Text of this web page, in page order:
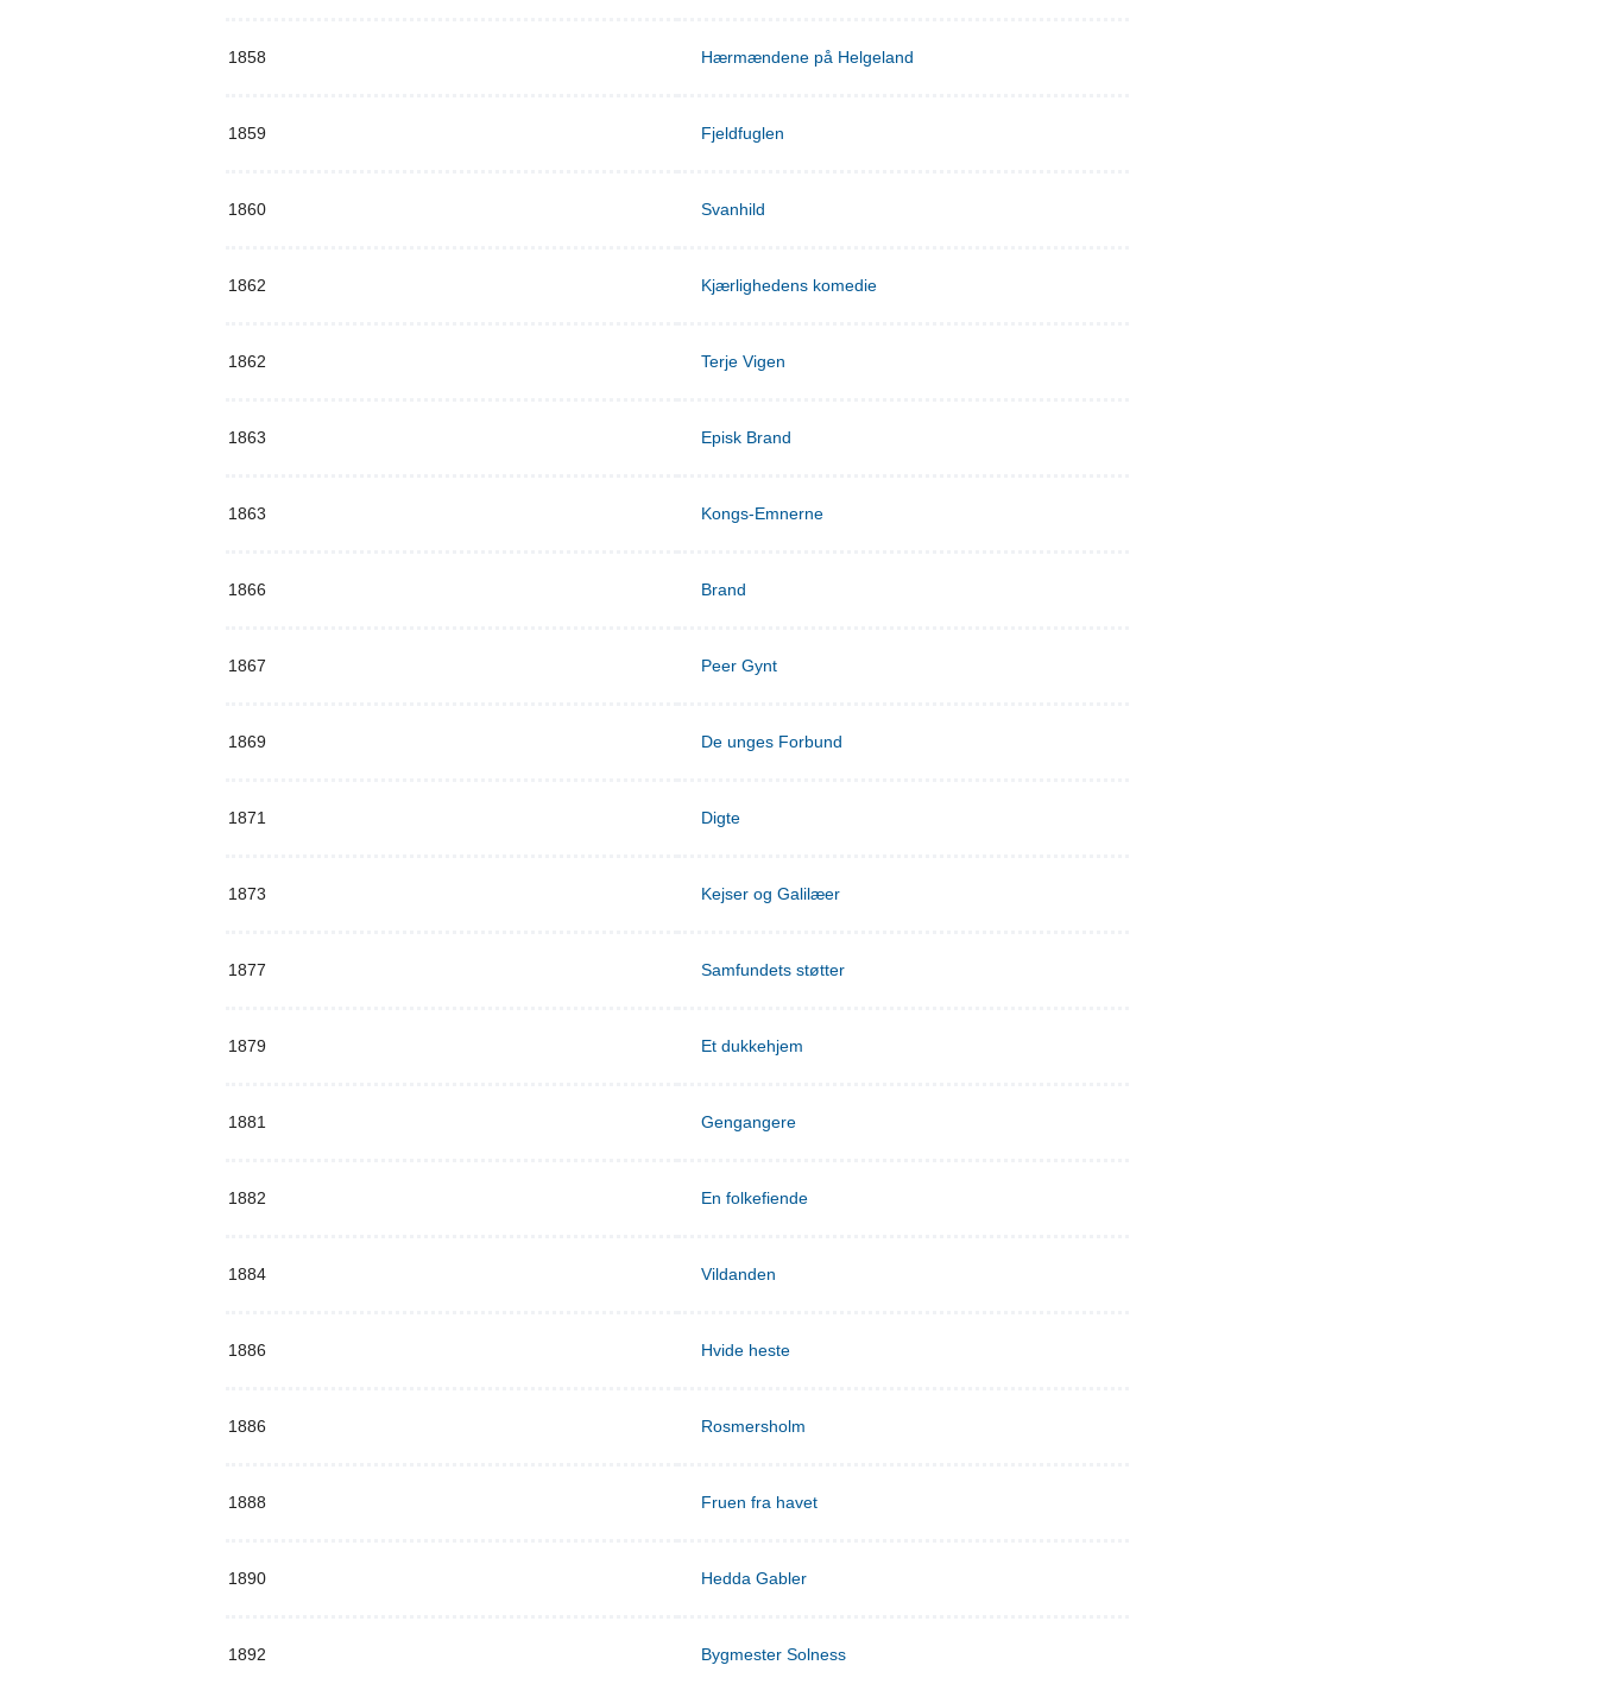
1858 Hærmændene på Helgeland
1859 Fjeldfuglen
1860 Svanhild
1862 Kjærlighedens komedie
1862 Terje Vigen
1863 Episk Brand
1863 Kongs-Emnerne
1866 Brand
1867 Peer Gynt
1869 De unges Forbund
1871 Digte
1873 Kejser og Galilæer
1877 Samfundets støtter
1879 Et dukkehjem
1881 Gengangere
1882 En folkefiende
1884 Vildanden
1886 Hvide heste
1886 Rosmersholm
1888 Fruen fra havet
1890 Hedda Gabler
1892 Bygmester Solness